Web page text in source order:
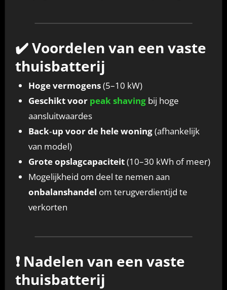
✔️ Voordelen van een vaste
thuisbatterij
Hoge vermogens(5–10 kW)
Geschikt voor peak shavingbij hoge
aansluitwaardes
Back‑up voor de hele woning(afhankelijk
van model)
Grote opslagcapaciteit(10–30 kWh of meer)
Mogelijkheid om deel te nemen aan
onbalanshandel om terugverdientijd te
verkorten
❗ Nadelen van een vaste
thuisbatterij